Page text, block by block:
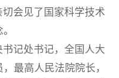
会见了国家科学技术
记处书记，全国人大
最高人民法院院长，